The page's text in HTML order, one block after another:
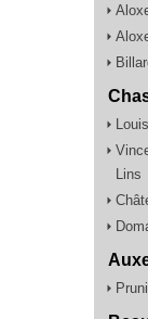
Lins